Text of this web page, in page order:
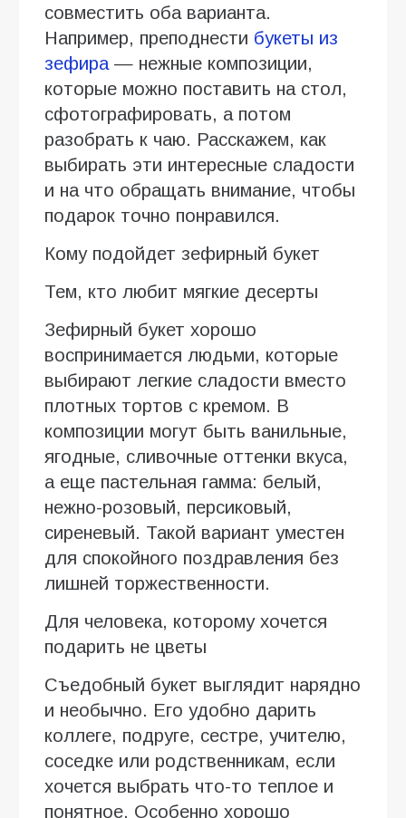
совместить оба варианта.
Например, преподнести букеты из
зефира— нежные композиции,
которые можно поставить на стол,
сфотографировать, а потом
разобрать к чаю. Расскажем, как
выбирать эти интересные сладости
и на что обращать внимание, чтобы
подарок точно понравился.
Кому подойдет зефирный букет
Тем, кто любит мягкие десерты
Зефирный букет хорошо
воспринимается людьми, которые
выбирают легкие сладости вместо
плотных тортов с кремом. В
композиции могут быть ванильные,
ягодные, сливочные оттенки вкуса,
а еще пастельная гамма: белый,
нежно-розовый, персиковый,
сиреневый. Такой вариант уместен
для спокойного поздравления без
лишней торжественности.
Для человека, которому хочется
подарить не цветы
Съедобный букет выглядит нарядно
и необычно. Его удобно дарить
коллеге, подруге, сестре, учителю,
соседке или родственникам, если
хочется выбрать что-то теплое и
понятное. Особенно хорошо